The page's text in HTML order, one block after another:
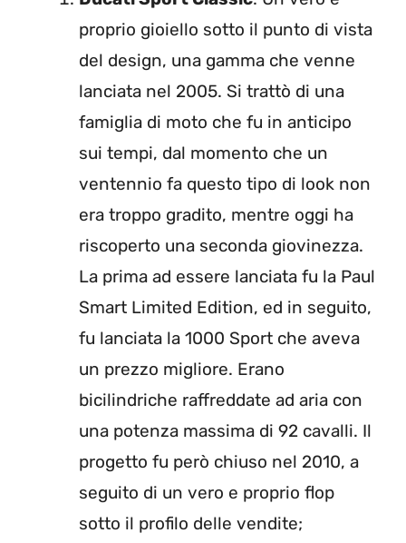
proprio gioiello sotto il punto di vista
del design, una gamma che venne
lanciata nel 2005. Si trattò di una
famiglia di moto che fu in anticipo
sui tempi, dal momento che un
ventennio fa questo tipo di look non
era troppo gradito, mentre oggi ha
riscoperto una seconda giovinezza.
La prima ad essere lanciata fu la Paul
Smart Limited Edition, ed in seguito,
fu lanciata la 1000 Sport che aveva
un prezzo migliore. Erano
bicilindriche raffreddate ad aria con
una potenza massima di 92 cavalli. Il
progetto fu però chiuso nel 2010, a
seguito di un vero e proprio flop
sotto il profilo delle vendite;